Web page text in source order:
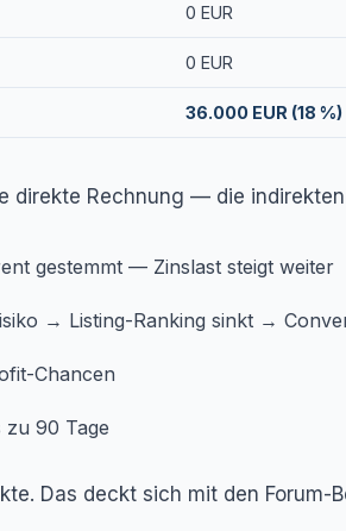
0 EUR
0 EUR
36.000 EUR (18 %)
direkte Rechnung — die
gestemmt — Zinslast steigt weiter
→ Listing-Ranking sinkt →
Chancen
zu 90 Tage
Das deckt sich mit den